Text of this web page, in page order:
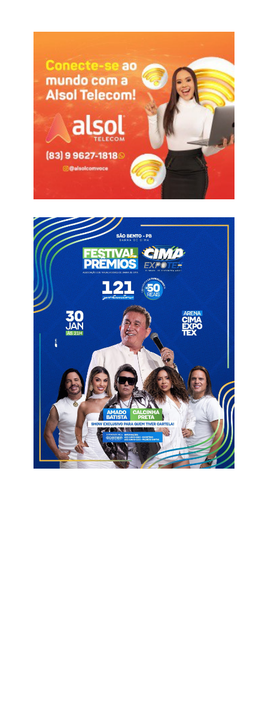
“Que o espírito do Natal renove nossas esperanças e fortaleça
os laços de amor, união e gratidão. Que a luz que guia essa
data ilumine nossos corações para construirmos juntos um
futuro mais justo e solidário. Feliz Natal, repleto de paz e
alegria!”, afirmou o prefeito.
Dr. Jarques lembrou o significado especial do Natal,
destacando que é um momento de celebração e reflexão. “É
tempo de celebrar a esperança, a paz e o amor. O Natal é a
época em que nossos corações se enchem de gratidão por
tudo o que conquistamos juntos e de renovar a força que nos
Ao fazer um balanço do ano que se encerra, o prefeito
reconheceu os avanços conquistados com o apoio da
população. “2024 foi um ano de vitórias para nossa cidade.
Com trabalho, dedicação e o apoio de cada são-bentense,
superamos desafios e seguimos construindo uma São Bento
ainda mais forte.”
Encerrando sua mensagem, Dr. Jarques Lúcio expressou seus
votos para o novo ano, reforçando a importância de continuar
com fé e determinação. “Desejo um Natal abençoado e repleto
de luz. Que essa luz guie nossos passos em 2025, nos
fortalecendo para continuar no caminho certo, com fé e muita
determinação. Feliz Natal, São Bento!”
Informações com Assessoria